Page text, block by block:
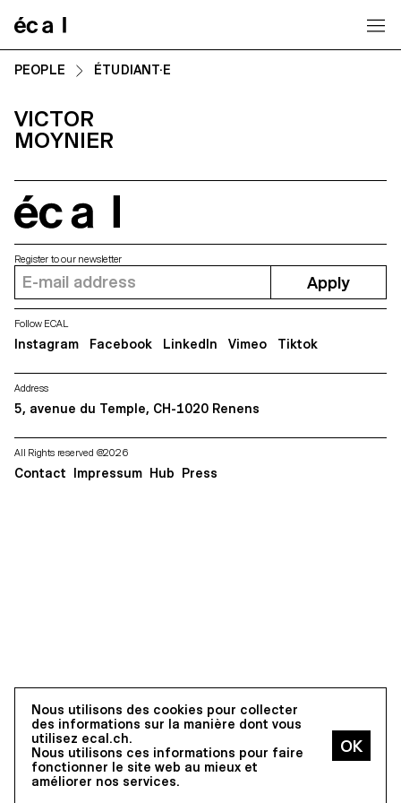
PEOPLE ÉTUDIANT·E
VICTOR
MOYNIER
Nous utilisons des cookies pour collecter
des informations sur la manière dont vous
utilisez ecal.ch.
Nous utilisons ces informations pour faire
fonctionner le site web au mieux et
améliorer nos services.
Address
5, avenue du Temple, CH-1020 Renens
Register to our newsletter
Apply
Follow ECAL
Instagram Facebook LinkedIn Vimeo Tiktok
All Rights reserved @2026
Contact Impressum Hub Press